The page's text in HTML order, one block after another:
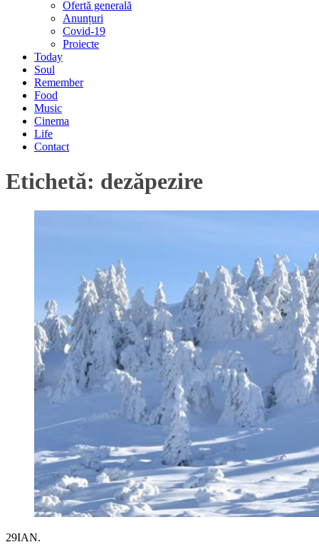
Ofertă generală
Anunțuri
Covid-19
Proiecte
Today
Soul
Remember
Food
Music
Cinema
Life
Contact
Etichetă: dezăpezire
29IAN.